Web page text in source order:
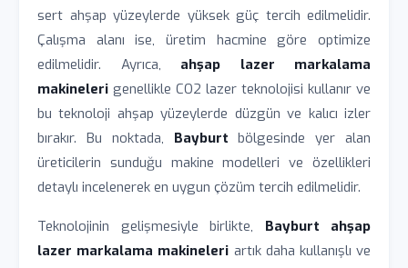
sert ahşap yüzeylerde yüksek güç tercih edilmelidir.
Çalışma alanı ise, üretim hacmine göre optimize
edilmelidir. Ayrıca, ahşap lazer markalama
makineleri genellikle CO2 lazer teknolojisi kullanır ve
bu teknoloji ahşap yüzeylerde düzgün ve kalıcı izler
bırakır. Bu noktada, Bayburt bölgesinde yer alan
üreticilerin sunduğu makine modelleri ve özellikleri
detaylı incelenerek en uygun çözüm tercih edilmelidir.
Teknolojinin gelişmesiyle birlikte, Bayburt ahşap
lazer markalama makineleri artık daha kullanışlı ve